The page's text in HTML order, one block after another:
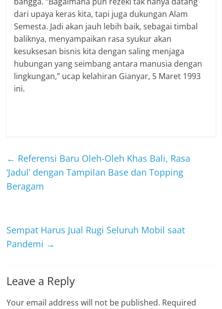
dari upaya keras kita, tapi juga dukungan Alam
Semesta. Jadi akan jauh lebih baik, sebagai timbal
baliknya, menyampaikan rasa syukur akan
kesuksesan bisnis kita dengan saling menjaga
hubungan yang seimbang antara manusia dengan
lingkungan,” ucap kelahiran Gianyar, 5 Maret 1993
ini.
← Referensi Baru Oleh-Oleh Khas Bali, Rasa
‘Jadul’ dengan Tampilan Base dan Topping
Beragam
Sempat Harus Jual Rugi Seluruh Mobil saat
Pandemi →
Leave a Reply
Your email address will not be published. Required